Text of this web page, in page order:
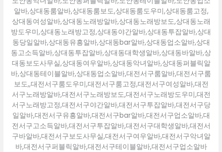
알바,상대동룸알바,상대동룸보도,상대동룸도우미,상대동룸고정,
상대동여성알바,상대동노래방알바,상대동노래방보도,상대동노래
방도우미,상대동노래방고정,상대동야간알바,상대동투잡알바,상대
동당일알바,상대동유흥알바,상대동bar알바,상대동업소알바,상대
동고소득알바,상대동투잡알바,상대동대학생알바,상대동바알바,상
대동보도사무실,상대동여우알바,상대동악녀알바,상대동퍼블릭알
바,상대동테이블알바,상대동업소알바,대전서구룸알바,대전서구룸
보도,,대전서구룸도우미,대전서구룸고정,대전서구여성알바,대전
서구노래방알바,대전서구노래방보도,대전서구노래방도우미,대전
서구노래방고정,대전서구야간알바,대전서구투잡알바,대전서구당
일알바,대전서구유흥알바,대전서구bar알바,대전서구업소알바,대
전서구고소득알바,대전서구투잡알바,대전서구대학생알바,대전서
구바알바,대전서구보도사무실,대전서구여우알바,대전서구악녀알
바,대전서구퍼블릭알바,대전서구테이블알바,대전서구업소알바